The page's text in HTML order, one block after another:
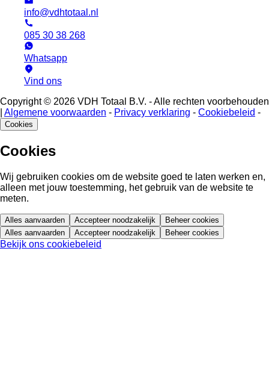
info@vdhtotaal.nl
085 30 38 268
Whatsapp
Vind ons
Copyright © 2026 VDH Totaal B.V. - Alle rechten voorbehouden
Algemene voorwaarden - Privacy verklaring - Cookiebeleid -
Cookies
Cookies
Wij gebruiken cookies om de website goed te laten werken en,
alleen met jouw toestemming, het gebruik van de website te
meten.
Alles aanvaarden Accepteer noodzakelijk
Beheer cookies
Alles aanvaarden
Accepteer noodzakelijk Beheer cookies
Bekijk ons cookiebeleid